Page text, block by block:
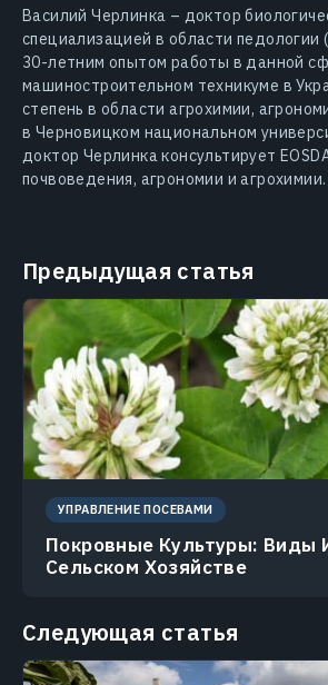
Василий Черлинка – доктор
специализацией в области педологии
30-летним опытом работы в данной
машиностроительном техникуме в
степень в области агрохимии,
в Черновицком национальном
доктор Черлинка консультирует
почвоведения, агрономии и агрохимии.
Предыдущая статья
УПРАВЛЕНИЕ ПОСЕВАМИ
Покровные Культуры: Виды
Сельском Хозяйстве
Следующая статья